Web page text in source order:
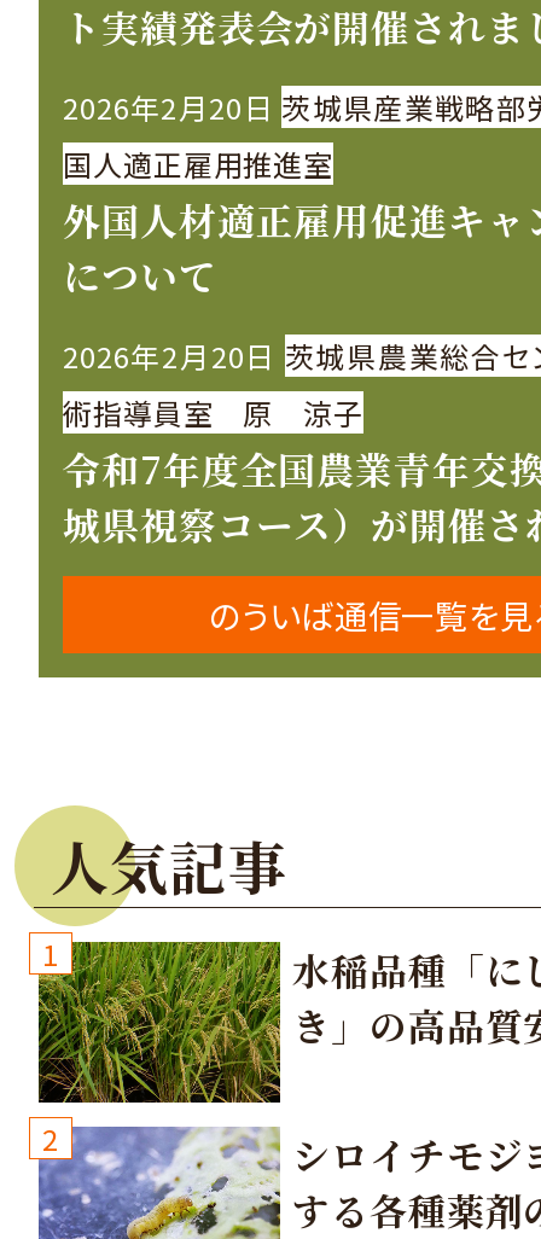
ト実績発表会が開催されま
2026年2月20日 茨城県産業戦略部
国人適正雇用推進室
外国人材適正雇用促進キャ
について
2026年2月20日 茨城県農業総合セ
術指導員室 原 涼子
令和7年度全国農業青年交
城県視察コース）が開催さ
のういば通信一覧を
人気記事
1
水稲品種「に
き」の高品質
2
シロイチモジ
する各種薬剤